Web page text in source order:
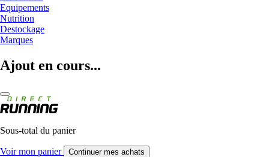
Equipements
Nutrition
Destockage
Marques
Ajout en cours...
Sous-total du panier
Voir mon panier Continuer mes achats